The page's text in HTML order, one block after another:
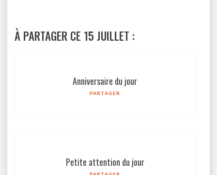
À PARTAGER CE 15 JUILLET :
Anniversaire du jour
PARTAGER
Petite attention du jour